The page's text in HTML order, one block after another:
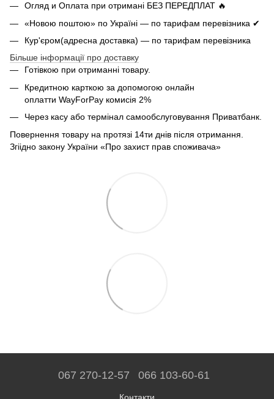
Огляд и Оплата при отримані БЕЗ ПЕРЕДПЛАТ 🔥
«Новою поштою» по Україні — по тарифам перевізника ✔
Кур'єром(адресна доставка) — по тарифам перевізника
Більше інформації про доставку
Готівкою при отриманні товару.
Кредитною карткою за допомогою онлайн
оплатти WayForPay комисія 2%
Через касу або термінал самообслуговування Приватбанк.
Повернення товару на протязі 14ти днів після отримання.
Згіідно закону України «Про захист прав споживача»
067 270-12-57 066 103-60-61